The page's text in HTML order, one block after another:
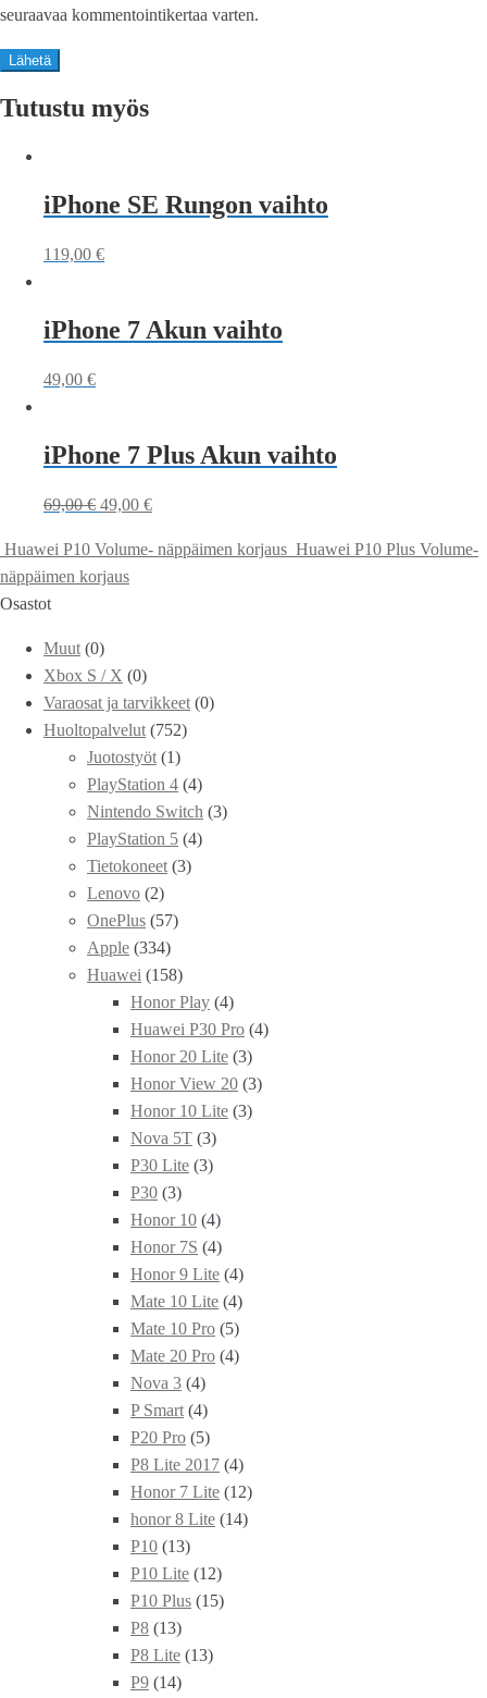
seuraavaa kommentointikertaa varten.
Tutustu myös
iPhone SE Rungon vaihto
119,00 €
iPhone 7 Akun vaihto
49,00 €
iPhone 7 Plus Akun vaihto
69,00€ 49,00 €
Huawei P10 Volume- näppäimen korjaus Huawei P10 Plus Volume-
näppäimen korjaus
Osastot
Muut (0)
Xbox S / X (0)
Varaosat ja tarvikkeet (0)
Huoltopalvelut (752)
Juotostyöt (1)
PlayStation 4 (4)
Nintendo Switch (3)
PlayStation 5 (4)
Tietokoneet (3)
Lenovo (2)
OnePlus (57)
Apple (334)
Huawei (158)
Honor Play (4)
Huawei P30 Pro (4)
Honor 20 Lite (3)
Honor View 20 (3)
Honor 10 Lite (3)
Nova 5T (3)
P30 Lite (3)
P30 (3)
Honor 10 (4)
Honor 7S (4)
Honor 9 Lite (4)
Mate 10 Lite (4)
Mate 10 Pro (5)
Mate 20 Pro (4)
Nova 3 (4)
P Smart (4)
P20 Pro (5)
P8 Lite 2017 (4)
Honor 7 Lite (12)
honor 8 Lite (14)
P10 (13)
P10 Lite (12)
P10 Plus (15)
P8 (13)
P8 Lite (13)
P9 (14)